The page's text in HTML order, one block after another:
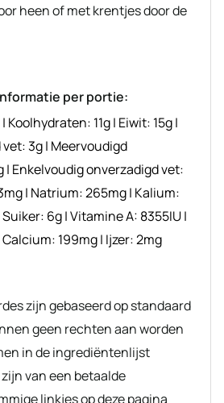
heen of met krentjes door de
per portie:
| Koolhydraten: 11g| Eiwit: 15g|
vet:3g| Meervoudigd
| Enkelvoudig onverzadigd vet:
mg| Natrium:265mg| Kalium:
Suiker: 6g|Vitamine A: 8355IU|
Calcium: 199mg| Ijzer:2mg
geen rechten aan worden
in de ingrediëntenlijst
van een betaalde
linkjes op deze pagina